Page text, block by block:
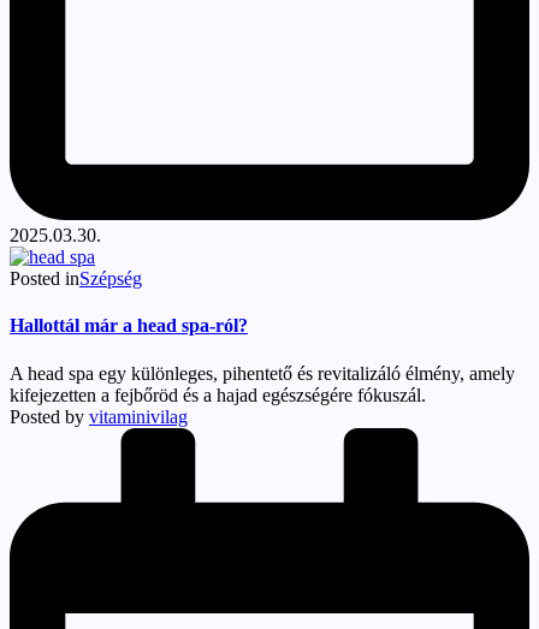
2025.03.30.
Posted inSzépség
Hallottál már a head spa-ról?
A head spa egy különleges, pihentető és revitalizáló élmény, amely
kifejezetten a fejbőröd és a hajad egészségére fókuszál.
Posted by vitaminivilag